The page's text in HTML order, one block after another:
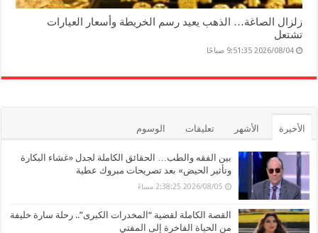
زلزال الصاغة… الذهب يعيد رسم الخريطة وأسعار العيارات
تشتعل
2026/08/04 9:51:35 صباحًا
الأخيرة الأشهر تعليقات الوسوم
بين الفقه والطب… الحقائق الكاملة لجدل «غشاء البكارة
وتأثير الحيض» بعد تصريحات مبروك عطية
2026/08/05 2:38:25 مساءً
القصة الكاملة لقضية “المخدرات الكبرى”.. رحلة سارة خليفة
من الحياة الفاخرة إلى المفتي